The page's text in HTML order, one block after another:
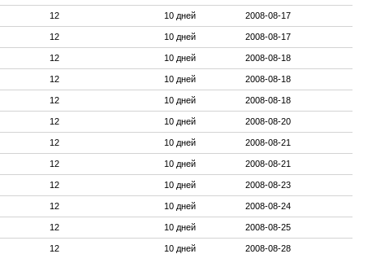
12 10 дней 2008-08-17
12 10 дней 2008-08-17
12 10 дней 2008-08-18
12 10 дней 2008-08-18
12 10 дней 2008-08-18
12 10 дней 2008-08-20
12 10 дней 2008-08-21
12 10 дней 2008-08-21
12 10 дней 2008-08-23
12 10 дней 2008-08-24
12 10 дней 2008-08-25
12 10 дней 2008-08-28